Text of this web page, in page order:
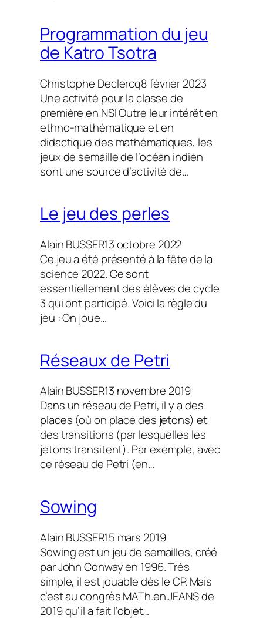
Programmation du jeu
de Katro Tsotra
Christophe Declercq8 février 2023
Une activité pour la classe de
première en NSI Outre leur intérêt en
ethno-mathématique et en
didactique des mathématiques, les
jeux de semaille de l’océan indien
sont une source d’activité de…
Le jeu des perles
Alain BUSSER13 octobre 2022
Ce jeu a été présenté à la fête de la
science 2022. Ce sont
essentiellement des élèves de cycle
3 qui ont participé. Voici la règle du
jeu : On joue…
Réseaux de Petri
Alain BUSSER13 novembre 2019
Dans un réseau de Petri, il y a des
places (où on place des jetons) et
des transitions (par lesquelles les
jetons transitent). Par exemple, avec
ce réseau de Petri (en…
Sowing
Alain BUSSER15 mars 2019
Sowing est un jeu de semailles, créé
par John Conway en 1996. Très
simple, il est jouable dès le CP. Mais
c’est au congrès MATh.en.JEANS de
2019 qu’il a fait l’objet…